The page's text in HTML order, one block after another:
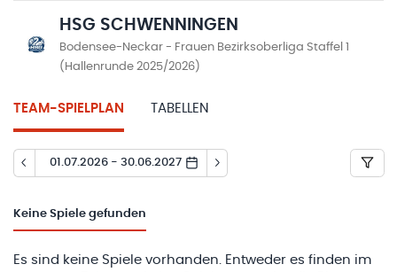
HSG SCHWENNINGEN
Bodensee-Neckar - Frauen Bezirksoberliga Staffel 1
(Hallenrunde 2025/2026)
TEAM-SPIELPLAN TABELLEN
01.07.2026 - 30.06.2027
Keine Spiele gefunden
Es sind keine Spiele vorhanden. Entweder es finden im